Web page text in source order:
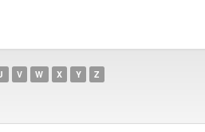
V W X Y Z